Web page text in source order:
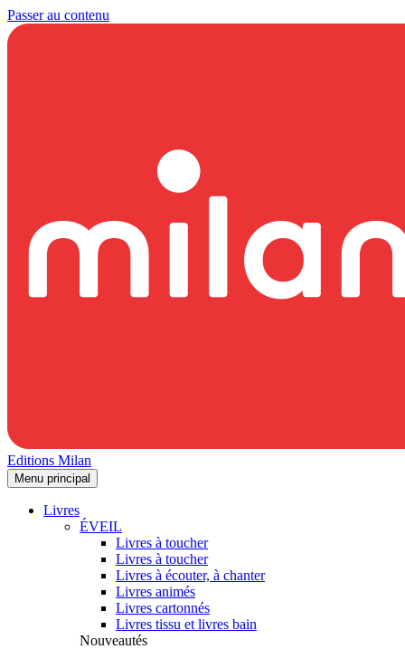
Passer au contenu
Editions Milan
Menu principal
Livres
ÉVEIL
Livres à toucher
Livres à toucher
Livres à écouter, à chanter
Livres animés
Livres cartonnés
Livres tissu et livres bain
Nouveautés